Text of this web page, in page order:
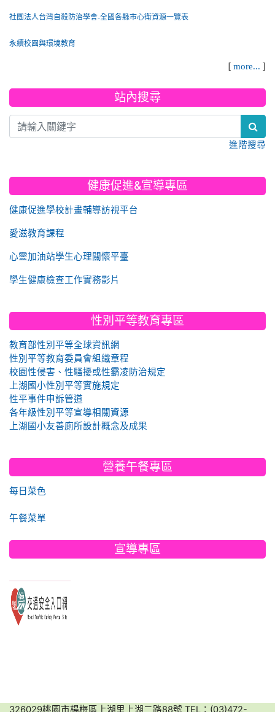
社團法人台灣自殺防治學會-全國各縣市心衛資源一覽表
永續校園與環境教育
[ more... ]
站內搜尋
進階搜尋
健康促進&宣導專區
健康促進學校計畫輔導訪視平台
愛滋教育課程
心靈加油站學生心理關懷平臺
學生健康檢查工作實務影片
性別平等教育專區
教育部性別平等全球資訊網
性別平等教育委員會組織章程
校園性侵害、性騷擾或性霸凌防治規定
上湖國小性別平等實施規定
性平事件申訴管道
各年級性別平等宣導相關資源
上湖國小友善廁所設計概念及成果
營養午餐專區
每日菜色
午餐菜單
宣導專區
326029桃園市楊梅區上湖里上湖二路88號 TEL：(03)472-